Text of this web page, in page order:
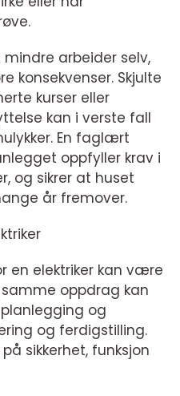
arbeider selv,
konsekvenser. Skjulte
kurser eller
kan i verste fall
En faglært
oppfyller krav i
og sikrer at huset
år fremover.
en elektriker kan være
oppdrag kan
og
og ferdigstilling.
sikkerhet, funksjon